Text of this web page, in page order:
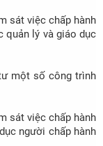
sát việc chấp hành
quản lý và giáo dục
một số công trình
sát việc chấp hành
người chấp hành